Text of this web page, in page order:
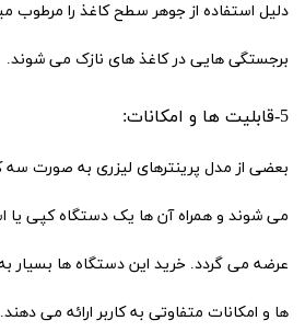
دلیل استفاده از جوهر سطح کاغذ را مرطوب
برجستگی هایی در کاغذ های نازک می شوند.
5-قابلیت ها و امکانات:
بعضی از مدل پرینترهای لیزری به صورت سه
می شوند و همراه آن ها یک دستگاه کپی
عرضه می گردد. خرید این دستگاه ها بسیار
ها و امکانات متفاوتی به کاربر ارائه می